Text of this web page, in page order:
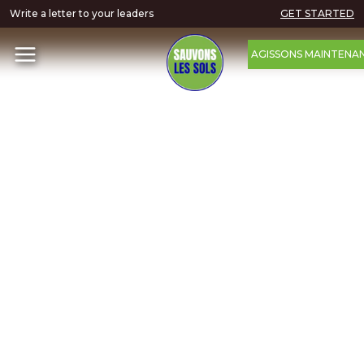
Write a letter to your leaders GET STARTED
AGISSONS